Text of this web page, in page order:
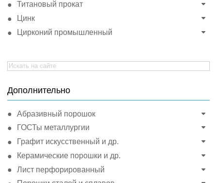
Титановый прокат
Цинк
Цирконий промышленный
Search
for:
Дополнительно
Абразивный порошок
ГОСТы металлургии
Графит искусственный и др.
Керамические порошки и др.
Лист перфорированный